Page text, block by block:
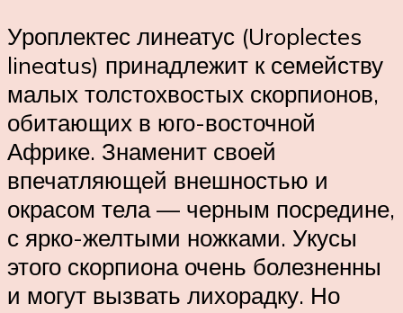
Уроплектес линеатус (Uroplectes
lineatus) принадлежит к семейству
малых толстохвостых скорпионов,
обитающих в юго-восточной
Африке. Знаменит своей
впечатляющей внешностью и
окрасом тела — черным посредине,
с ярко-желтыми ножками. Укусы
этого скорпиона очень болезненны
и могут вызвать лихорадку. Но